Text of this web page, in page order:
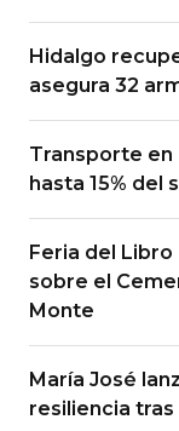
Hidalgo
asegura 32
Transporte en
hasta 15% del
Feria del
sobre el
Monte
María José
resiliencia tras